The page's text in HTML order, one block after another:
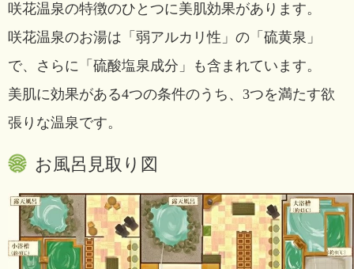
咲花温泉の特徴のひとつに美肌効果があります。
咲花温泉のお湯は「弱アルカリ性」の「硫黄泉」
で、さらに「硫酸塩泉成分」も含まれています。
美肌に効果がある4つの条件のうち、3つを満たす欲
張りな温泉です。
お風呂見取り図